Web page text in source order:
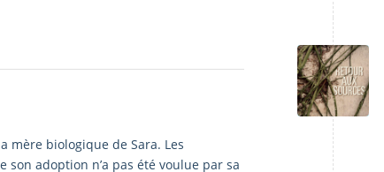
mère biologique de Sara. Les
adoption n’a pas été voulue par sa